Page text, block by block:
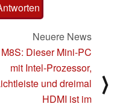
Neuere News
M8S: Dieser Mini-PC
mit Intel-Prozessor,
und dreimal
HDMI ist im
⟩